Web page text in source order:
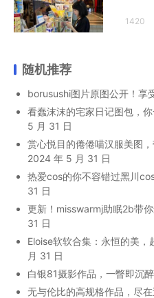
1420
随机推荐
borusushi图片原图公开！享
看蠢沫沫的宅家日记图包，
5 月 31 日
赏心悦目的倦倦喵汉服美图
2024 年 5 月 31 日
热爱cos的你不容错过黑川
31 日
更新！misswarmj助眠2b带
31 日
Eloise软软合集：永恒的美，
月 31 日
白银81摄影作品，一瞥即沉醉
无与伦比的高规格作品，尽